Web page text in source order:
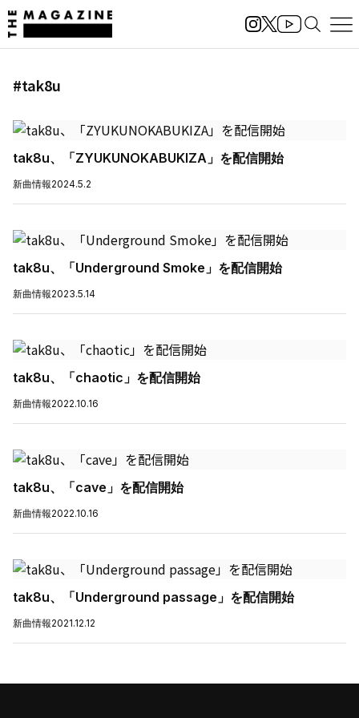
#tak8u
tak8u、「ZYUKUNOKABUKIZA」を配信開始
新曲情報2024.5.2
tak8u、「Underground Smoke」を配信開始
新曲情報2023.5.14
tak8u、「chaotic」を配信開始
新曲情報2022.10.16
tak8u、「cave」を配信開始
新曲情報2022.10.16
tak8u、「Underground passage」を配信開始
新曲情報2021.12.12